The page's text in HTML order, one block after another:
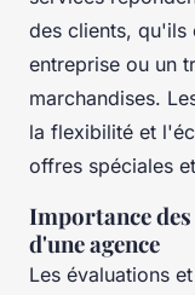
des clients, qu'ils
entreprise ou un
marchandises.
la flexibilité et
offres spéciales
Importance
d'une agence
Les évaluations